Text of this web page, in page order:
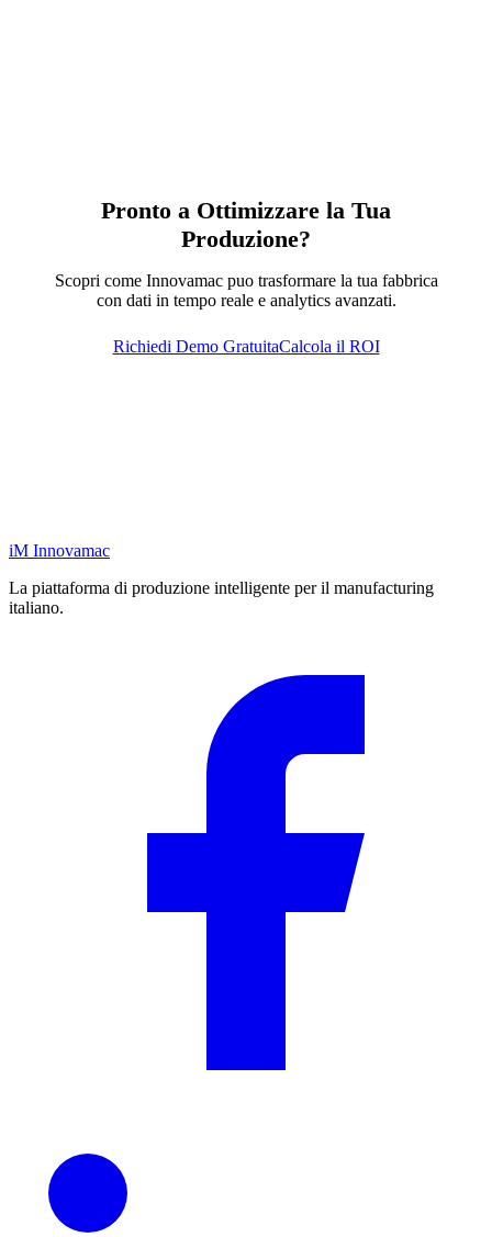
Pronto a Ottimizzare la Tua
Produzione?
Scopri come Innovamac puo trasformare la tua fabbrica
con dati in tempo reale e analytics avanzati.
Richiedi Demo GratuitaCalcola il ROI
iM Innovamac
La piattaforma di produzione intelligente per il manufacturing
italiano.